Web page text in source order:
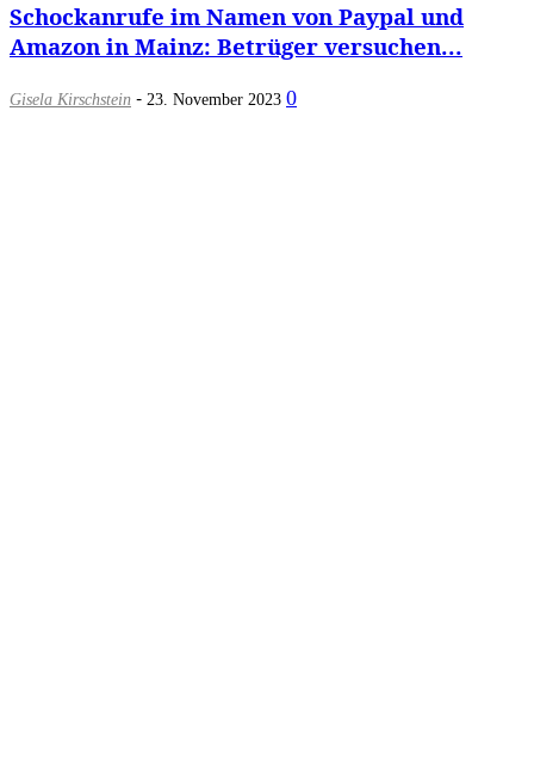
Schockanrufe im Namen von Paypal und
Amazon in Mainz: Betrüger versuchen...
Gisela Kirschstein - 23. November 2023 0